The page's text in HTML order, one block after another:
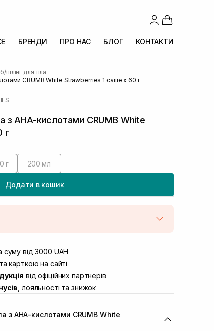
БРЕНДИ ПРО НАС БЛОГ КОНТАКТИ
пілінг для тіла
CRUMB White Strawberries 1 саше х 60 г
з AHA-кислотами CRUMB White
г
г 200 мл
Додати в кошик
4
Підстригача, 1В (Duck’s
Франка 36
Бандери 45 В наявності
і Гудачека 23 (ТЦ Екватор) В наявності
суму від 3000 UAH
карткою на сайті
від офіційних партнерів
, лояльності та знижок
з AHA-кислотами CRUMB White